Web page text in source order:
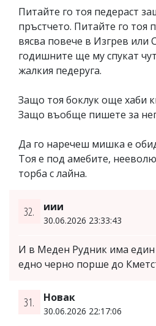
Питайте го тоя педераст
пръстчето. Питайте го тоя
вясва повече в Изгрев или
годишните ще му спукат
жалкия педеруга.
Защо тоя боклук още хаби
Защо въобще пишете за
Да го наречеш мишка е
Тоя е под амебите,
торба с лайна.
32. иии
30.06.2026 23:33:43
И в Меден Рудник има един
едно черно порше до
31. Новак
30.06.2026 22:17:06